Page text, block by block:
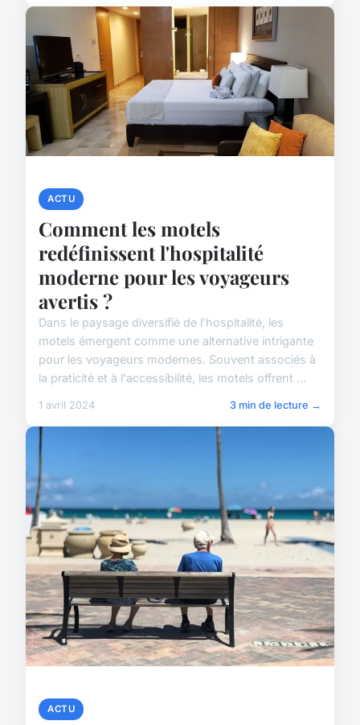
ACTU
Comment les motels
redéfinissent l'hospitalité
moderne pour les voyageurs
avertis ?
Dans le paysage diversifié de l'hospitalité, les
motels émergent comme une alternative intrigante
pour les voyageurs modernes. Souvent associés à
la praticité et à l'accessibilité, les motels offrent ...
1 avril 2024 3 min de lecture →
ACTU